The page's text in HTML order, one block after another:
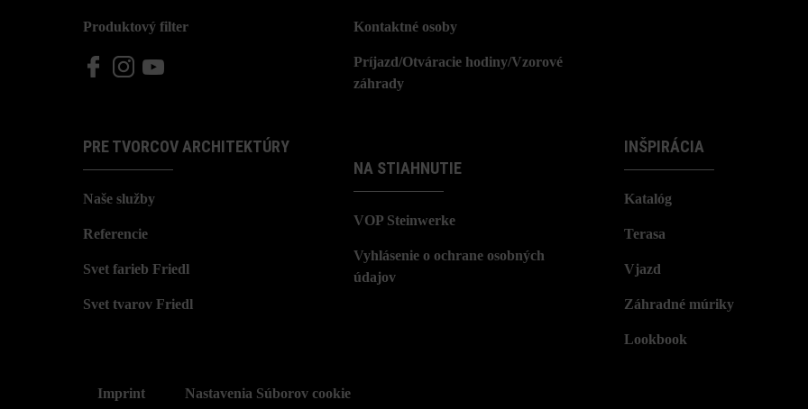
Produktový filter
PRE TVORCOV ARCHITEKTÚRY
Naše služby
Referencie
Svet farieb Friedl
Svet tvarov Friedl
Kontaktné osoby
Príjazd/Otváracie hodiny/Vzorové
záhrady
NA STIAHNUTIE
VOP Steinwerke
Vyhlásenie o ochrane osobných
údajov
INŠPIRÁCIA
Katalóg
Terasa
Vjazd
Záhradné múriky
Lookbook
Imprint Nastavenia Súborov cookie